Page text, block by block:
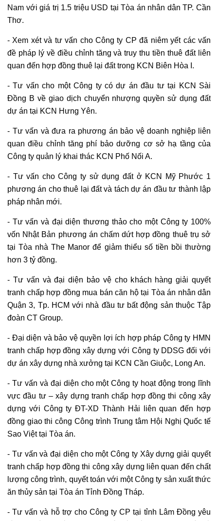
Nam với giá trị 1.5 triệu USD tại Tòa án nhân dân TP. Cần
Thơ.
- Xem xét và tư vấn cho Công ty CP đã niêm yết các vấn
đề pháp lý về điều chỉnh tăng và truy thu tiền thuê đất liên
quan đến hợp đồng thuê lại đất trong KCN Biên Hòa I.
- Tư vấn cho một Công ty có dự án đầu tư tại KCN Sài
Đồng B về giao dịch chuyển nhượng quyền sử dụng đất
dự án tại KCN Hưng Yên.
- Tư vấn và đưa ra phương án bảo vệ doanh nghiệp liên
quan điều chỉnh tăng phí bảo dưỡng cơ sở hạ tầng của
Công ty quản lý khai thác KCN Phố Nối A.
- Tư vấn cho Công ty sử dụng đất ở KCN Mỹ Phước 1
phương án cho thuê lại đất và tách dự án đầu tư thành lập
pháp nhân mới.
- Tư vấn và đại diện thương thảo cho một Công ty 100%
vốn Nhật Bản phương án chấm dứt hợp đồng thuê trụ sở
tại Tòa nhà The Manor để giảm thiểu số tiền bồi thường
hơn 3 tỷ đồng.
- Tư vấn và đại diện bảo vệ cho khách hàng giải quyết
tranh chấp hợp đồng mua bán căn hộ tại Tòa án nhân dân
Quận 3, Tp. HCM với nhà đầu tư bất động sản thuộc Tập
đoàn CT Group.
- Đại diện và bảo vệ quyền lợi ích hợp pháp Công ty HMN
tranh chấp hợp đồng xây dựng với Công ty DDSG đối với
dự án xây dựng nhà xưởng tại KCN Cần Giuộc, Long An.
- Tư vấn và đại diện cho một Công ty hoạt động trong lĩnh
vực đầu tư – xây dựng tranh chấp hợp đồng thi công xây
dựng với Công ty ĐT-XD Thành Hải liên quan đến hợp
đồng giao thi công Công trình Trung tâm Hội Nghị Quốc tế
Sao Việt tại Tòa án.
- Tư vấn và đại diện cho một Công ty Xây dựng giải quyết
tranh chấp hợp đồng thi công xây dựng liên quan đến chất
lượng công trình, quyết toán với một Công ty sản xuất thức
ăn thủy sản tại Tòa án Tỉnh Đồng Tháp.
- Tư vấn và hỗ trợ cho Công ty CP tại tỉnh Lâm Đồng yêu